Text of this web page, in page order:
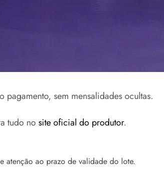
sem mensalidades ocultas.
tudo nosite oficial do produtor.
atenção ao prazo de validade do lote.